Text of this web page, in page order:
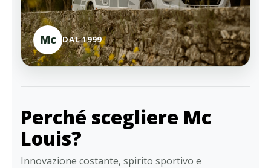
Mc DAL 1999
Perché scegliere Mc
Louis?
Innovazione costante, spirito sportivo e